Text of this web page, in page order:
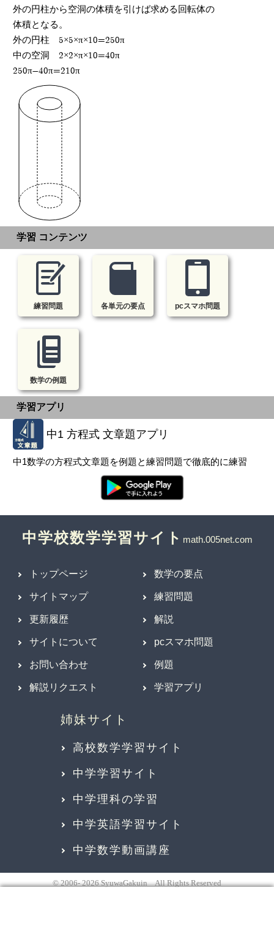
外の円柱から空洞の体積を引けば求める回転体の
体積となる。
外の円柱 5×5×π×10=250π
中の空洞 2×2×π×10=40π
250π-40π=210π
学習 コンテンツ
練習問題 各単元の要点 pcスマホ問題
数学の例題
学習アプリ
中1 方程式 文章題アプリ
中1数学の方程式文章題を例題と練習問題で徹底的に練習
中学校数学学習サイト
トップページ
サイトマップ
更新履歴
サイトについて
お問い合わせ
解説リクエスト
数学の要点
練習問題
解説
pcスマホ問題
例題
学習アプリ
高校数学学習サイト
中学学習サイト
中学理科の学習
中学英語学習サイト
中学数学動画講座
© 2006- 2026 SyuwaGakuin All Rights Reserved